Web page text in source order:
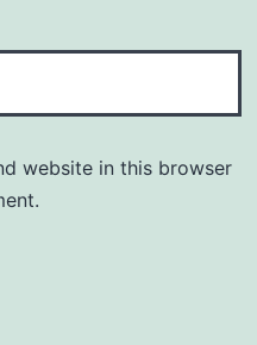
website in this browser